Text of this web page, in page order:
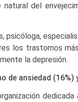
natural del
psicóloga,
los trastornos
la depresión.
de ansiedad (16%)